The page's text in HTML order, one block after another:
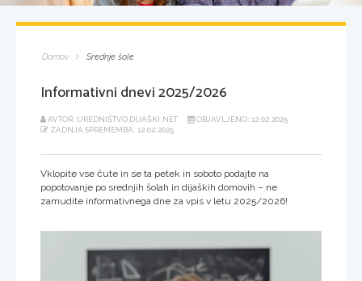
Domov Srednje šole
Informativni dnevi 2025/2026
AVTOR: UREDNIŠTVO DIJAŠKI.NET
OBJAVLJENO: 12.02.2025
ZADNJA SPREMEMBA: 12.02.2025
Vklopite vse čute in se ta petek in soboto podajte na
popotovanje po srednjih šolah in dijaških domovih – ne
zamudite informativnega dne za vpis v letu 2025/2026!